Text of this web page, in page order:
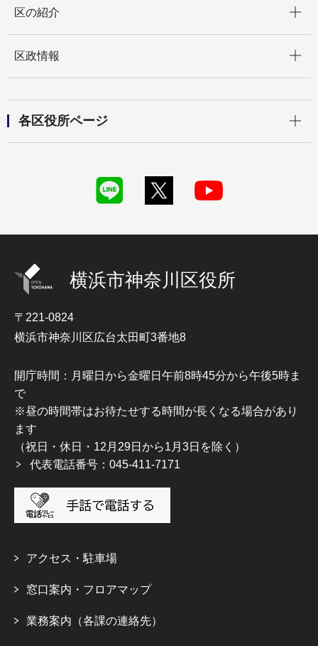
区の紹介
区政情報
各区役所ページ
横浜市神奈川区役所
〒221-0824
横浜市神奈川区広台太田町3番地8
開庁時間：月曜日から金曜日午前8時45分から午後5時ま
で
※昼の時間帯はお待たせする時間が長くなる場合があり
ます
（祝日・休日・12月29日から1月3日を除く）
代表電話番号：045-411-7171
アクセス・駐車場
窓口案内・フロアマップ
業務案内（各課の連絡先）